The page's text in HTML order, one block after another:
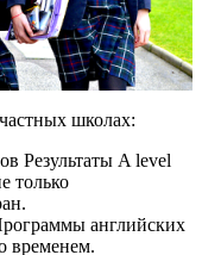
школах:
Результаты A level
только
английских
временем.